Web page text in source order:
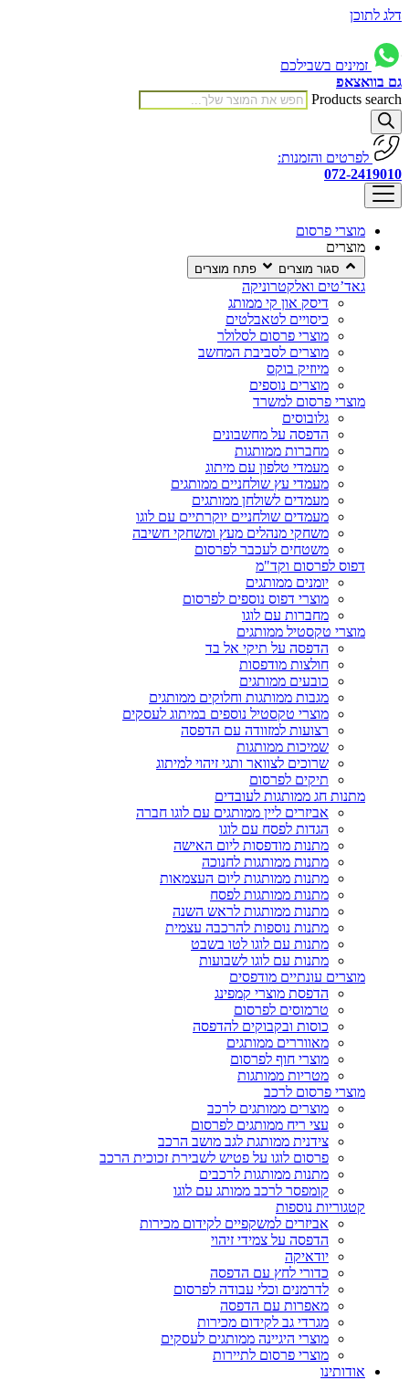
דלג לתוכן
זמינים בשבילכם
גם בוואצאפ
Products search
לפרטים והזמנות:
072-2419010
מוצרי פרסום
מוצרים
סגור מוצרים פתח מוצרים
גאד’טים ואלקטרוניקה
דיסק און קי ממותג
כיסויים לטאבלטים
מוצרי פרסום לסלולר
מוצרים לסביבת המחשב
מיוזיק בוקס
מוצרים נוספים
מוצרי פרסום למשרד
גלובוסים
הדפסה על מחשבונים
מחברות ממותגות
מעמדי טלפון עם מיתוג
מעמדי עץ שולחניים ממותגים
מעמדים לשולחן ממותגים
מעמדים שולחניים יוקרתיים עם לוגו
משחקי מנהלים מעץ ומשחקי חשיבה
משטחים לעכבר לפרסום
דפוס לפרסום וקד"מ
יומנים ממותגים
מוצרי דפוס נוספים לפרסום
מחברות עם לוגו
מוצרי טקסטיל ממותגים
הדפסה על תיקי אל בד
חולצות מודפסות
כובעים ממותגים
מגבות ממותגות וחלוקים ממותגים
מוצרי טקסטיל נוספים במיתוג לעסקים
רצועות למזוודה עם הדפסה
שמיכות ממותגות
שרוכים לצוואר ותגי זיהוי למיתוג
תיקים לפרסום
מתנות חג ממותגות לעובדים
אביזרים ליין ממותגים עם לוגו חברה
הגדות לפסח עם לוגו
מתנות מודפסות ליום האישה
מתנות ממותגות לחנוכה
מתנות ממותגות ליום העצמאות
מתנות ממותגות לפסח
מתנות ממותגות לראש השנה
מתנות נוספות להרכבה עצמית
מתנות עם לוגו לטו בשבט
מתנות עם לוגו לשבועות
מוצרים עונתיים מודפסים
הדפסת מוצרי קמפינג
טרמוסים לפרסום
כוסות ובקבוקים להדפסה
מאווררים ממותגים
מוצרי חוף לפרסום
מטריות ממותגות
מוצרי פרסום לרכב
מוצרים ממותגים לרכב
עצי ריח ממותגים לפרסום
צידנית ממותגת לגב מושב הרכב
פרסום לוגו על פטיש לשבירת זכוכית הרכב
מתנות ממותגות לרכבים
קומפסר לרכב ממותג עם לוגו
קטגוריות נוספות
אביזרים למשקפיים לקידום מכירות
הדפסה על צמידי זיהוי
יודאיקה
כדורי לחץ עם הדפסה
לדרמנים וכלי עבודה לפרסום
מאפרות עם הדפסה
מגרדי גב לקידום מכירות
מוצרי היגיינה ממותגים לעסקים
מוצרי פרסום לתיירות
אודותינו